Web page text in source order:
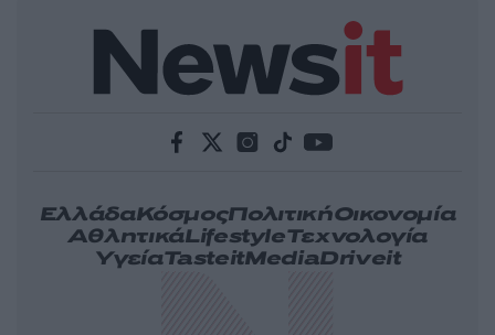
ΕλλάδαΚόσμοςΠολιτικήΟικονομία
ΑθλητικάLifestyleΤεχνολογία
ΥγείαTasteitMediaDriveit